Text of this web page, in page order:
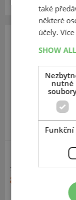
1 408 Kč
846 Kč
také
některé
účely.
SHOW
nutné
Funkční